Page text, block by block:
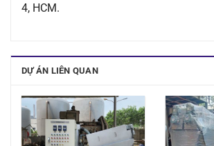
4, HCM.
DỰ ÁN LIÊN QUAN